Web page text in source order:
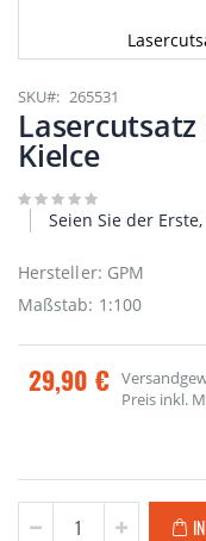
Anfang
der
Bildgalerie
springen
SKU 265531
Kielce
Seien Sie der
Hersteller: GPM
Maßstab: 1:100
29,90 €
Preis inkl.